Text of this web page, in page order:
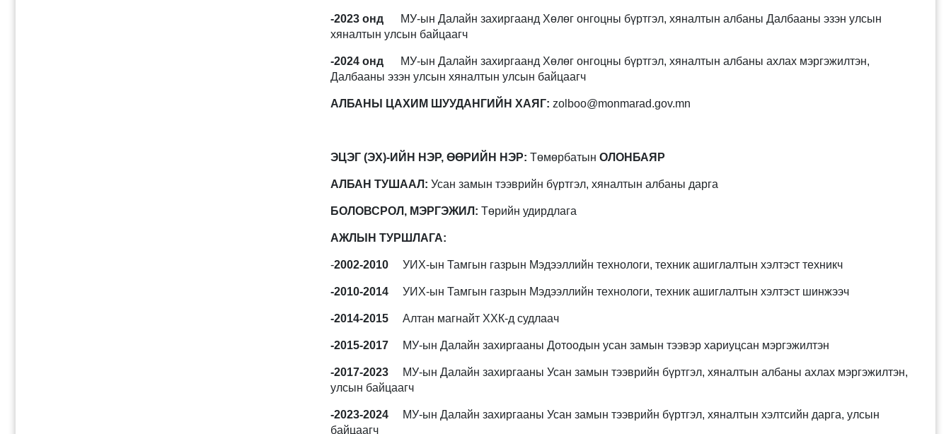
-2023 онд
МУ-ын Далайн захиргаанд Хөлөг онгоцны бүртгэл, хяналтын албаны Далбааны эзэн улсын
хяналтын улсын байцаагч
-2024 онд МУ-ын Далайн захиргаанд Хөлөг онгоцны бүртгэл, хяналтын албаны ахлах мэргэжилтэн,
Далбааны эзэн улсын хяналтын улсын байцаагч
АЛБАНЫ ЦАХИМ ШУУДАНГИЙН ХАЯГ: zolboo@monmarad.gov.mn
ЭЦЭГ (ЭХ)-ИЙН НЭР, ӨӨРИЙН НЭР: ТөмөрбатынОЛОНБАЯР
АЛБАН ТУШААЛ: Усан замын тээврийн бүртгэл, хяналтын албаны дарга
БОЛОВСРОЛ, МЭРГЭЖИЛ: Төрийн удирдлага
АЖЛЫН ТУРШЛАГА:
-2002-2010 УИХ-ын Тамгын газрын Мэдээллийн технологи, техник ашиглалтын хэлтэст техникч
-2010-2014 УИХ-ын Тамгын газрын Мэдээллийн технологи, техник ашиглалтын хэлтэст шинжээч
-2014-2015 Алтан магнайт ХХК-д судлаач
-2015-2017 МУ-ын Далайн захиргааны Дотоодын усан замын тээвэр хариуцсан мэргэжилтэн
-2017-2023
МУ-ын Далайн захиргааны Усан замын тээврийн бүртгэл, хяналтын албаны ахлах мэргэжилтэн,
улсын байцаагч
-2023-2024
МУ-ын Далайн захиргааны Усан замын тээврийн бүртгэл, хяналтын хэлтсийн дарга, улсын
байцаагч